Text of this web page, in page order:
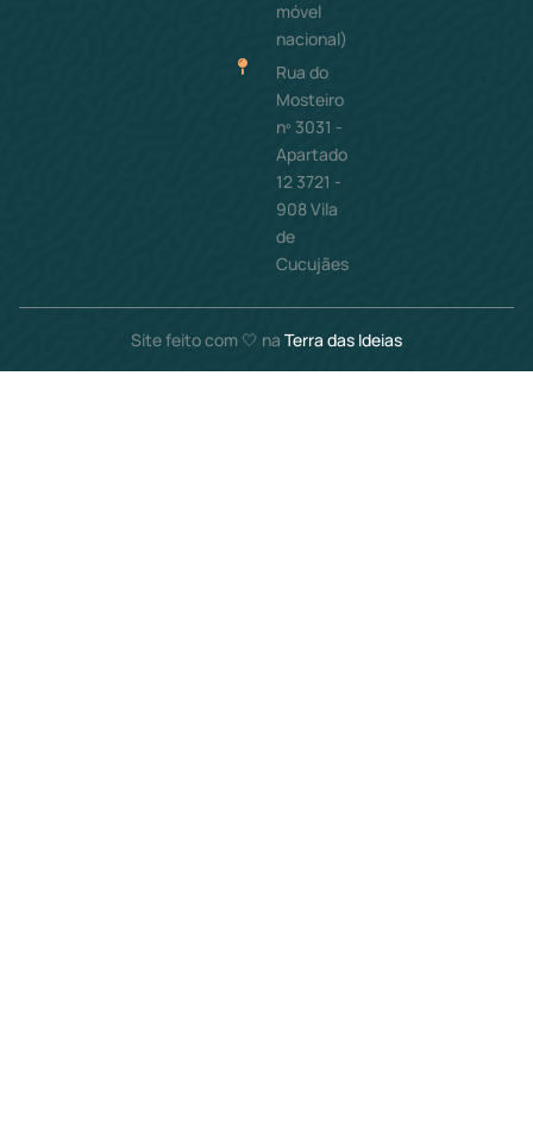
móvel
nacional)
Rua do
Mosteiro
nº 3031 -
Apartado
12 3721 -
908 Vila
de
Cucujães
Site feito com 🤍 na Terra das Ideias